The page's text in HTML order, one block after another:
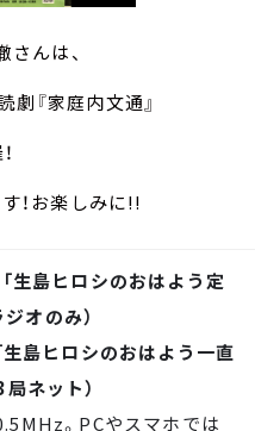
んは、
『家庭内文通』
！お楽しみに!!
島ヒロシのおはよう定
オのみ）
島ヒロシのおはよう一直
局ネット）
。PCやスマホでは